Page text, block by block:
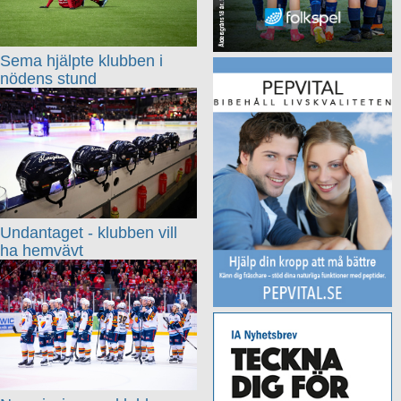
Sema hjälpte klubben i
nödens stund
Undantaget - klubben vill
ha hemvävt